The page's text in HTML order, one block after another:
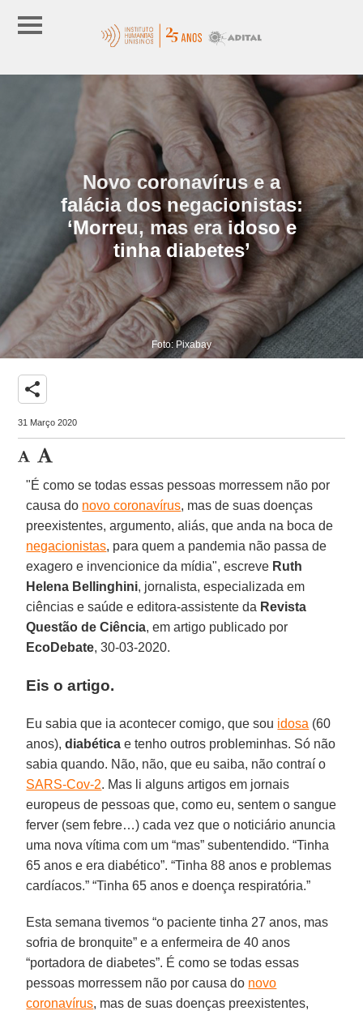
Novo coronavírus e a
falácia dos negacionistas:
‘Morreu, mas era idoso e
tinha diabetes’
Foto: Pixabay
share
31 Março 2020
"É como se todas essas pessoas morressem não por
causa do novo coronavírus, mas de suas doenças
preexistentes, argumento, aliás, que anda na boca de
negacionistas, para quem a pandemia não passa de
exagero e invencionice da mídia", escreve Ruth
Helena Bellinghini, jornalista, especializada em
ciências e saúde e editora-assistente da Revista
Questão de Ciência, em artigo publicado por
EcoDebate, 30-03-2020.
Eis o artigo.
Eu sabia que ia acontecer comigo, que sou idosa (60
anos),diabética e tenho outros probleminhas. Só não
sabia quando. Não, não, que eu saiba, não contraí o
SARS-Cov-2. Mas li alguns artigos em jornais
europeus de pessoas que, como eu, sentem o sangue
ferver (sem febre…) cada vez que o noticiário anuncia
uma nova vítima com um “mas” subentendido. “Tinha
65 anos e era diabético”. “Tinha 88 anos e problemas
cardíacos.” “Tinha 65 anos e doença respiratória.”
Esta semana tivemos “o paciente tinha 27 anos, mas
sofria de bronquite” e a enfermeira de 40 anos
“portadora de diabetes”. É como se todas essas
pessoas morressem não por causa do novo
coronavírus, mas de suas doenças preexistentes,